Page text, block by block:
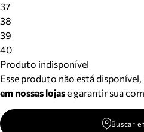
37
38
39
40
Produto indisponível
Esse produto não está disponível,
em nossas lojase garantir sua
Buscar